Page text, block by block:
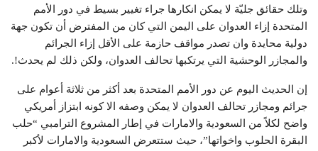
وتلك حقائق جليّة لا يمكن انكارها جراء تغيير بسيط في دور الأمم
المتحدة إزاء العدوان على اليمن التي كان من المفترض أن تكون جهة
دولية محايدة وان تصدر مواقف حازمة على الأقل إزاء الجرائم
والمجازر الوحشية التي يرتكبها تحالف العدوان، ولكن ذلك لم يحدث!.
إن الحديث اليوم عن دور الأمم المتحدة بعد أكثر من ثلاثة أعوام على
جرائم ومجازر تحالف العدوان لا يمكن وصفه الا كونه ابتزاز أمريكي
واضح لكلاً من السعودية والامارات في إطار المشروع الترامبي “حلب
البقرة الحلوب واخواتها”، حيث ستتعرض السعودية والامارات لأكبر